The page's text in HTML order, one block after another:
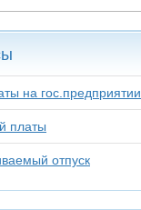
на гос.предприятии
платы
отпуск